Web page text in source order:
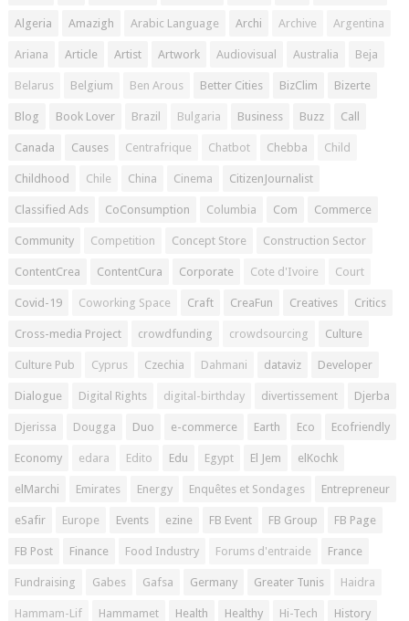
Algeria Amazigh Arabic Language Archi Archive Argentina
Ariana Article Artist Artwork Audiovisual Australia Beja
Belarus Belgium Ben Arous Better Cities BizClim Bizerte
Blog Book Lover Brazil Bulgaria Business Buzz Call
Canada Causes Centrafrique Chatbot Chebba Child
Childhood Chile China Cinema CitizenJournalist
Classified Ads CoConsumption Columbia Com Commerce
Community Competition Concept Store Construction Sector
ContentCrea ContentCura Corporate Cote d'Ivoire Court
Covid-19 Coworking Space Craft CreaFun Creatives Critics
Cross-media Project crowdfunding crowdsourcing Culture
Culture Pub Cyprus Czechia Dahmani dataviz Developer
Dialogue Digital Rights digital-birthday divertissement Djerba
Djerissa Dougga Duo e-commerce Earth Eco Ecofriendly
Economy edara Edito Edu Egypt El Jem elKochk
elMarchi Emirates Energy Enquêtes et Sondages Entrepreneur
eSafir Europe Events ezine FB Event FB Group FB Page
FB Post Finance Food Industry Forums d'entraide France
Fundraising Gabes Gafsa Germany Greater Tunis Haidra
Hammam-Lif Hammamet Health Healthy Hi-Tech History